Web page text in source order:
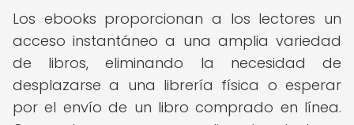
Los ebooks proporcionan a los lectores un
acceso instantáneo a una amplia variedad
de libros, eliminando la necesidad de
desplazarse a una librería física o esperar
por el envío de un libro comprado en línea.